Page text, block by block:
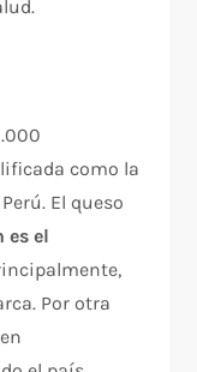
como la
El queso
es el
Por otra